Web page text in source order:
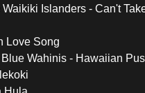
Islanders - Can't
Love Song
Wahinis - Hawaiian